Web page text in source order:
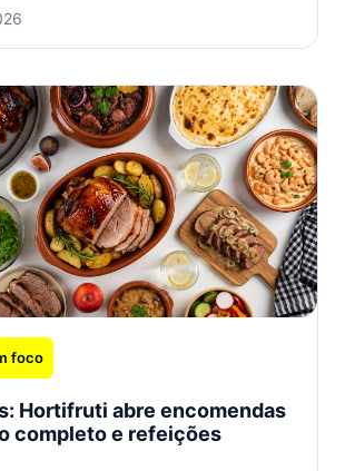
foco
Hortifruti abre encomendas
completo e refeições